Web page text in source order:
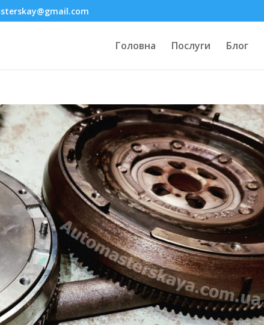
Головна Послуги Блог